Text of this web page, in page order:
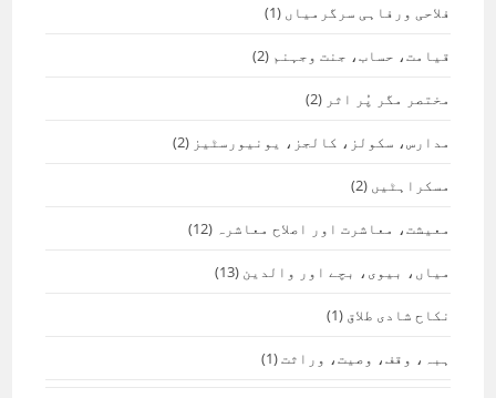
فلاحی ورفاہی سرگرمیاں (1)
قیامت، حساب، جنت وجہنم (2)
مختصر مگر پُر اثر (2)
مدارس، سکولز، کالجز، یونیورسٹیز (2)
مسکراہٹیں (2)
معیشت، معاشرت اور اصلاح معاشرہ (12)
میاں، بیوی، بچے اور والدین (13)
نکاح شادی طلاق (1)
ہبہ، وقف، وصیت، وراثت(1)